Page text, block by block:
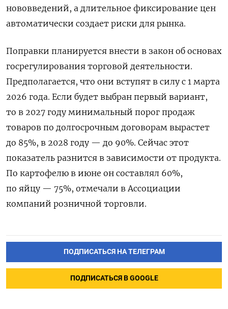
нововведений, а длительное фиксирование цен
автоматически создает риски для рынка.
Поправки планируется внести в закон об основах
госрегулирования торговой деятельности.
Предполагается, что они вступят в силу с 1 марта
2026 года. Если будет выбран первый вариант,
то в 2027 году минимальный порог продаж
товаров по долгосрочным договорам вырастет
до 85%, в 2028 году — до 90%. Сейчас этот
показатель разнится в зависимости от продукта.
По картофелю в июне он составлял 60%,
по яйцу — 75%, отмечали в Ассоциации
компаний розничной торговли.
ПОДПИСАТЬСЯ НА ТЕЛЕГРАМ
ПОДПИСАТЬСЯ В GOOGLE